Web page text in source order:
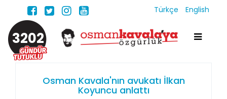
Türkçe English
3202
Osman Kavala'nın avukatı İlkan
Koyuncu anlattı